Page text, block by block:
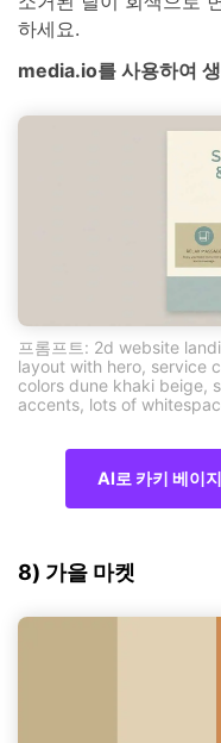
하세요.
media.io를 사용하여
프롬프트: 2d website
layout with hero, service
colors dune khaki beige,
accents, lots of
AI로 카키 베이
8) 가을 마켓